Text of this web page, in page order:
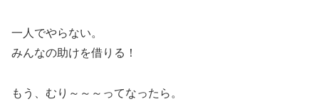
一人でやらない。
みんなの助けを借りる！
もう、むり～～～ってなったら。